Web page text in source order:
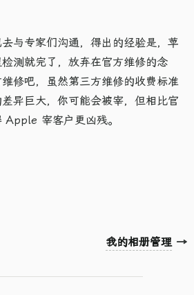
与专家们沟通，得出的经验是，苹
测就完了，放弃在官方维修的念
修吧，虽然第三方维修的收费标准
异巨大，你可能会被宰，但相比官
Apple 宰客户更凶残。
我的相册管理→